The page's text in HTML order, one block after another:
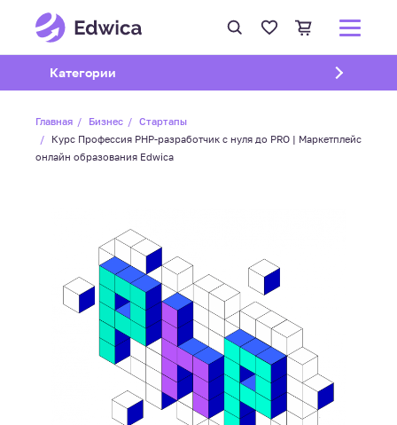
Открыть подменю
Категории
Главная Бизнес
Стартапы
Курс Профессия PHP-разработчик с нуля до PRO | Маркетплейс
онлайн образования Edwica